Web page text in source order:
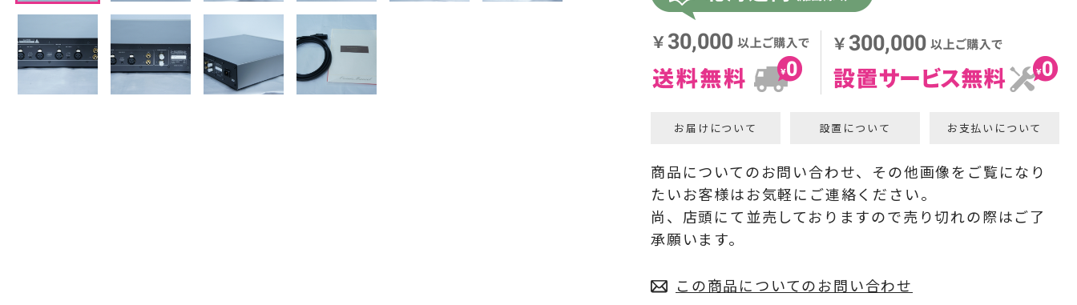
お届けについて 設置について お支払いについて
商品についてのお問い合わせ、その他画像をご覧になり
たいお客様はお気軽にご連絡ください。
尚、店頭にて並売しておりますので売り切れの際はご了
承願います。
この商品についてのお問い合わせ